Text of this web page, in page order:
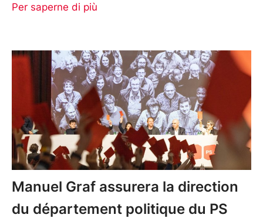
Per saperne di più
Manuel Graf assurera la direction
du département politique du PS